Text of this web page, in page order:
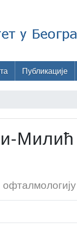
Публикације
Милић
офталмологију